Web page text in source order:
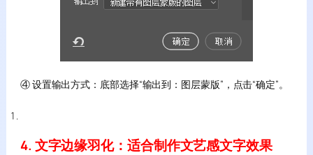
④ 设置输出方式：底部选择“输出到：图层蒙版”，点击“确定”。
4. 文字边缘羽化：适合制作文艺感文字效果